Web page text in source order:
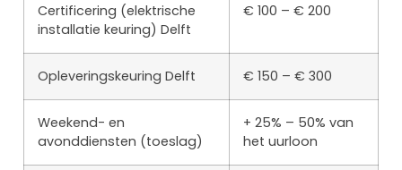
Certificering (elektrische
installatie keuring) Delft
€ 100 – € 200
Opleveringskeuring Delft € 150 – € 300
Weekend- en
avonddiensten (toeslag)
+ 25% – 50% van
het uurloon